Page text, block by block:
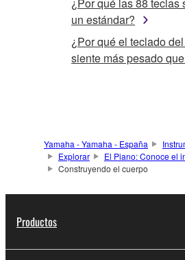
¿Por qué las 88 teclas
un estándar?
¿Por qué el teclado
siente más pesado
Yamaha - Yamaha - España
Explorar
El Piano: Conoce el
Construyendo el cuerpo
Productos